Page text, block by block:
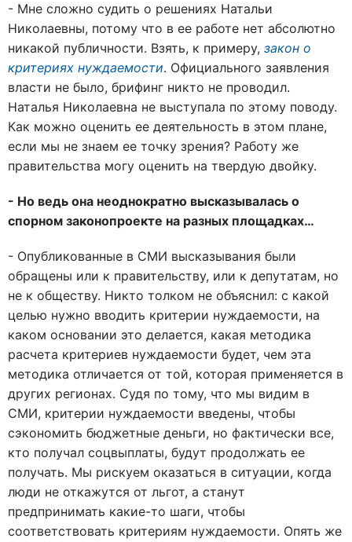
- Мне сложно судить о решениях Натальи
Николаевны, потому что в ее работе нет абсолютно
никакой публичности. Взять, к примеру, закон о
критериях нуждаемости. Официального заявления
власти не было, брифинг никто не проводил.
Наталья Николаевна не выступала по этому поводу.
Как можно оценить ее деятельность в этом плане,
если мы не знаем ее точку зрения? Работу же
правительства могу оценить на твердую двойку.
- Но ведь она неоднократно высказывалась о
спорном законопроекте на разных площадках…
- Опубликованные в СМИ высказывания были
обращены или к правительству, или к депутатам, но
не к обществу. Никто толком не объяснил: с какой
целью нужно вводить критерии нуждаемости, на
каком основании это делается, какая методика
расчета критериев нуждаемости будет, чем эта
методика отличается от той, которая применяется в
других регионах. Судя по тому, что мы видим в
СМИ, критерии нуждаемости введены, чтобы
сэкономить бюджетные деньги, но фактически все,
кто получал соцвыплаты, будут продолжать ее
получать. Мы рискуем оказаться в ситуации, когда
люди не откажутся от льгот, а станут
предпринимать какие-то шаги, чтобы
соответствовать критериям нуждаемости. Опять же